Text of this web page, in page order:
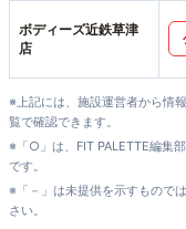
ボディーズ近鉄草津
店
※上記には、施設運営者から情
覧で確認できます。
※「○」は、FIT PALETTE編集
です。
※「－」は未提供を示すもので
さい。